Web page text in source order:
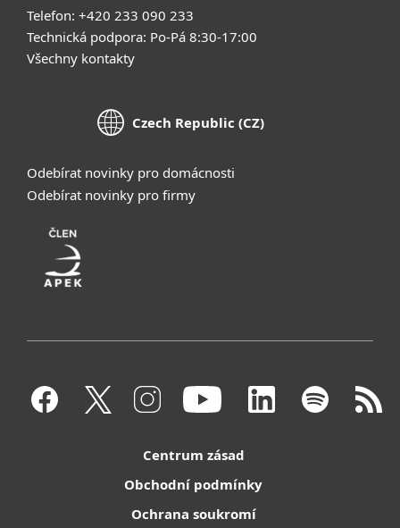
Telefon: +420 233 090 233
Technická podpora: Po-Pá 8:30-17:00
Všechny kontakty
Czech Republic (CZ)
Odebírat novinky pro domácnosti
Odebírat novinky pro firmy
Centrum zásad
Obchodní podmínky
Ochrana soukromí